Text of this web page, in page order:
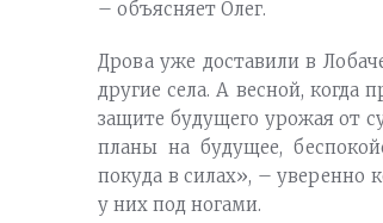
– объясняет Олег.
Дрова уже доставили в
другие села. А весной, когда
защите будущего урожая от
планы на будущее,
покуда в силах», – уверенно
у них под ногами.